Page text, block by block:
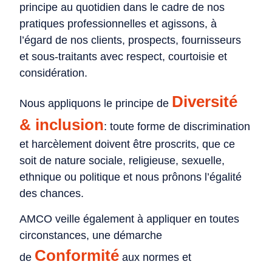
principe au quotidien dans le cadre de nos
pratiques professionnelles et agissons, à
l’égard de nos clients, prospects, fournisseurs
et sous-traitants avec respect, courtoisie et
considération.
Nous appliquons le principe de Diversité
& inclusion: toute forme de discrimination
et harcèlement doivent être proscrits, que ce
soit de nature sociale, religieuse, sexuelle,
ethnique ou politique et nous prônons l’égalité
des chances.
AMCO veille également à appliquer en toutes
circonstances, une démarche
de Conformité aux normes et